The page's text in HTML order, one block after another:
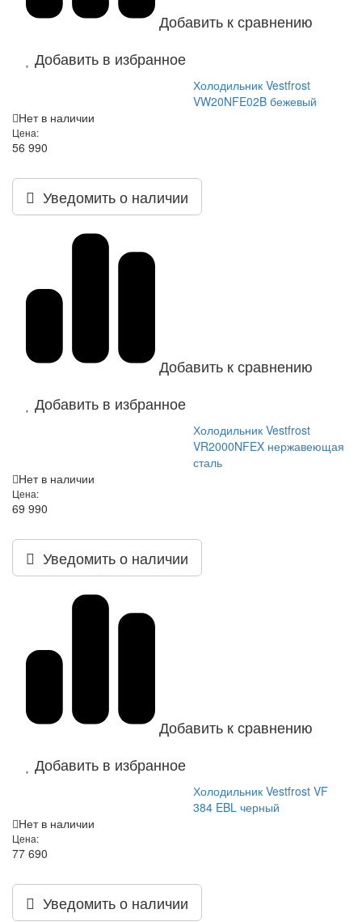
Добавить к сравнению
Добавить в избранное
Холодильник Vestfrost
VW20NFE02B бежевый
Нет в наличии
Цена:
56 990
Уведомить о наличии
Добавить к сравнению
Добавить в избранное
Холодильник Vestfrost
VR2000NFEX нержавеющая
сталь
Нет в наличии
Цена:
69 990
Уведомить о наличии
Добавить к сравнению
Добавить в избранное
Холодильник Vestfrost VF
384 EBL черный
Нет в наличии
Цена:
77 690
Уведомить о наличии